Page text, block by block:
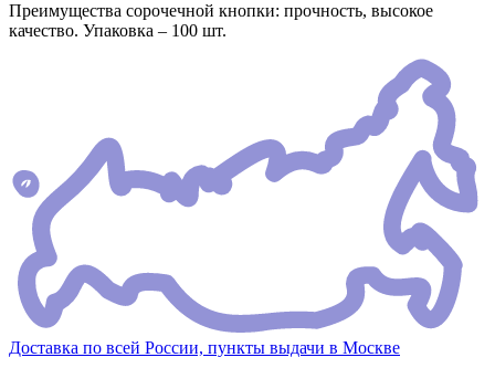
Преимущества сорочечной кнопки: прочность, высокое
качество. Упаковка – 100 шт.
Доставка по всей России, пункты выдачи в Москве